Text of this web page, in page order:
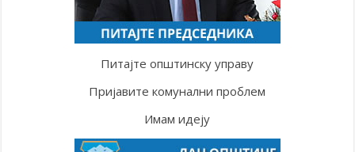
Питајте општинску управу
Пријавите комунални проблем
Имам идеју